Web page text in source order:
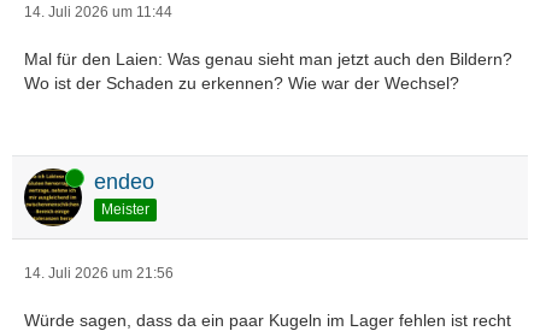
14. Juli 2026 um 11:44
Mal für den Laien: Was genau sieht man jetzt auch den Bildern?
Wo ist der Schaden zu erkennen? Wie war der Wechsel?
Online endeo
Meister
14. Juli 2026 um 21:56
Würde sagen, dass da ein paar Kugeln im Lager fehlen ist recht